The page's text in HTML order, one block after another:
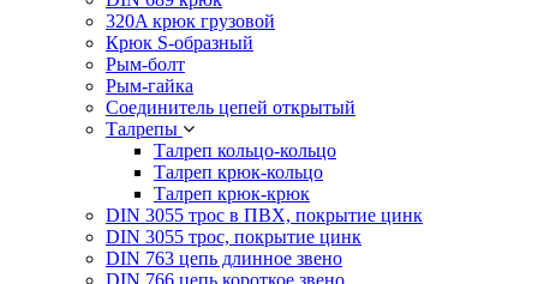
320A крюк грузовой
Крюк S-образный
Рым-болт
Рым-гайка
Соединитель цепей открытый
Талрепы
Талреп кольцо-кольцо
Талреп крюк-кольцо
Талреп крюк-крюк
DIN 3055 трос в ПВХ, покрытие цинк
DIN 3055 трос, покрытие цинк
DIN 763 цепь длинное звено